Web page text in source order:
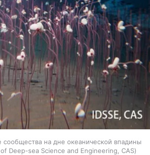
сообщества на дне океанической впадины
Deep-sea Science and Engineering, CAS